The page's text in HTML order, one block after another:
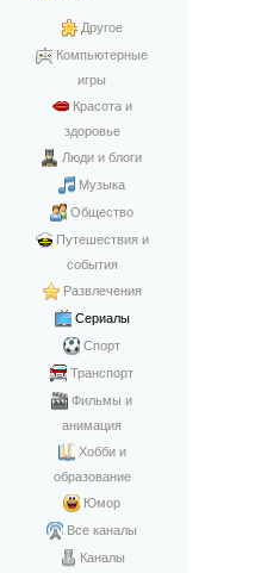
Другое
Компьютерные
игры
Красота и
здоровье
Люди и блоги
Музыка
Общество
Путешествия и
события
Развлечения
Сериалы
Спорт
Транспорт
Фильмы и
анимация
Хобби и
образование
Юмор
Все каналы
Каналы